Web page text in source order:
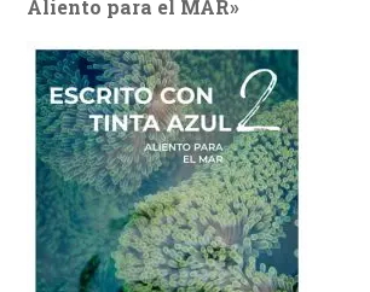
Aliento para el MAR»